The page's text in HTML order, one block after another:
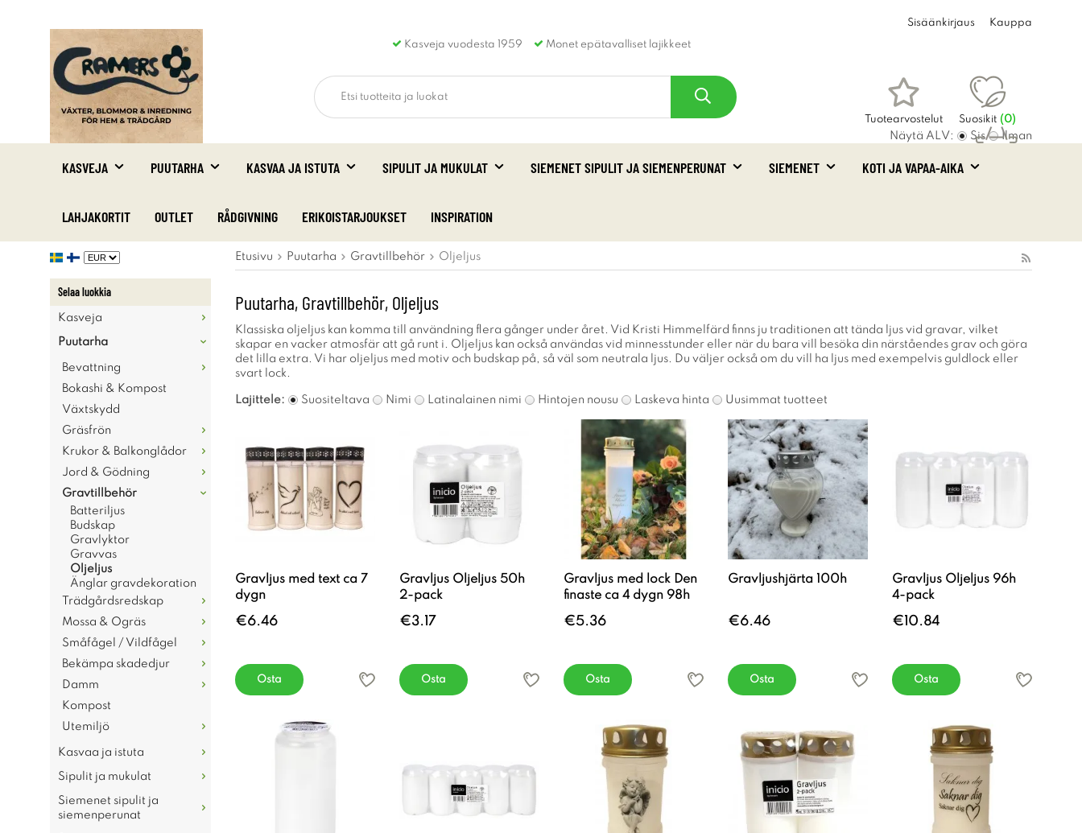
Kasveja vuodesta 1959 Monet epätavalliset lajikkeet
Sisäänkirjaus Kauppa
Tuotearvostelut Suosikit (0)
Ostoskori
Näytä ALV: Sis Ilman
KASVEJA PUUTARHA KASVAA JA ISTUTA SIPULIT JA MUKULAT SIEMENET SIPULIT JA SIEMENPERUNAT SIEMENET KOTI JA VAPAA-AIKA
LAHJAKORTIT OUTLET RÅDGIVNING ERIKOISTARJOUKSET INSPIRATION
Selaa luokkia
Kasveja
Puutarha
Bevattning
Bokashi & Kompost
Växtskydd
Gräsfrön
Krukor & Balkonglådor
Jord & Gödning
Gravtillbehör
Batteriljus
Budskap
Gravlyktor
Gravvas
Oljeljus
Änglar gravdekoration
Trädgårdsredskap
Mossa & Ogräs
Småfågel / Vildfågel
Bekämpa skadedjur
Damm
Kompost
Utemiljö
Kasvaa ja istuta
Sipulit ja mukulat
Siemenet sipulit ja
siemenperunat
Etusivu Puutarha Gravtillbehör Oljeljus
Puutarha, Gravtillbehör, Oljeljus
Klassiska oljeljus kan komma till användning flera gånger under året. Vid Kristi Himmelfärd finns ju traditionen att tända ljus vid gravar, vilket
skapar en vacker atmosfär att gå runt i. Oljeljus kan också användas vid minnesstunder eller när du bara vill besöka din närståendes grav och göra
det lilla extra. Vi har oljeljus med motiv och budskap på, så väl som neutrala ljus. Du väljer också om du vill ha ljus med exempelvis guldlock eller
svart lock.
Lajittele: Suositeltava Nimi Latinalainen nimi Hintojen nousu Laskeva hinta Uusimmat tuotteet
Gravljus med text ca 7
dygn
€6.46
Osta
Gravljus Oljeljus 50h
2-pack
€3.17
Osta
Gravljus med lock Den
finaste ca 4 dygn 98h
€5.36
Osta
Gravljushjärta 100h
€6.46
Osta
Gravljus Oljeljus 96h
4-pack
€10.84
Osta